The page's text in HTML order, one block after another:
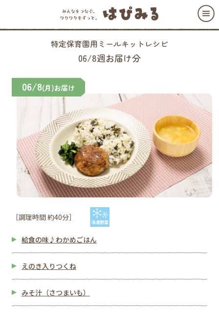
特定保育園用ミールキットレシピ
06/8週お届け分
06/8(月)お届け
［調理時間 約40分］
給食の味♪わかめごはん
えのき入りつくね
みそ汁（さつまいも）